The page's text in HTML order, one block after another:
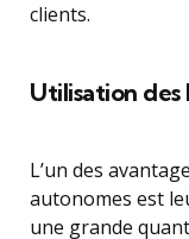
clients.
Utilisation des
L’un des
autonomes est
une grande